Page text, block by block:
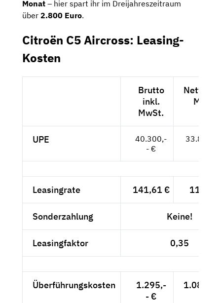
Monat – hier spart ihr im Dreijahreszeitraum
über 2.800 Euro.
Citroën C5 Aircross: Leasing-
Kosten
Brutto
inkl.
MwSt.
Netto
MwSt.
UPE
40.300,-
- €
Leasingrate 141,61 € 119,--
Sonderzahlung Keine!
Leasingfaktor 0,35
Überführungskosten
1.295,-
- €